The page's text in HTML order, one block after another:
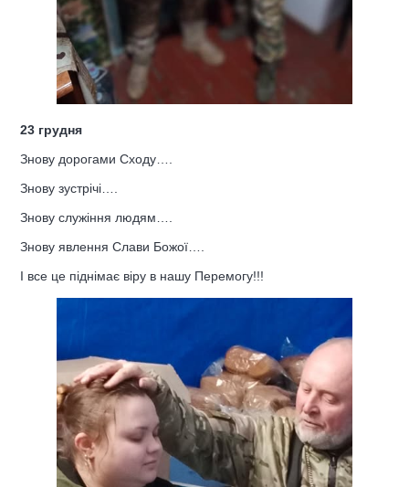
23 грудня
Знову дорогами Сходу….
Знову зустрічі….
Знову служіння людям….
Знову явлення Слави Божої….
І все це піднімає віру в нашу Перемогу!!!